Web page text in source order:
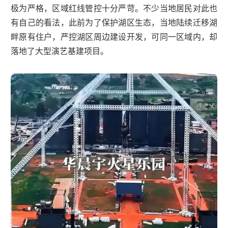
极为严格，区域红线管控十分严苛。不少当地居民对此也
有自己的看法，此前为了保护湖区生态，当地陆续迁移湖
畔原有住户，严控湖区周边建设开发，可同一区域内，却
落地了大型演艺基建项目。